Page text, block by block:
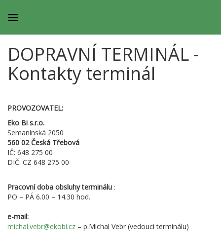
DOPRAVNÍ TERMINÁL -
Kontakty terminál
PROVOZOVATEL:
Eko Bi s.r.o.
Semanínská 2050
560 02 Česká Třebová
IČ: 648 275 00
DIČ: CZ 648 275 00
Pracovní doba obsluhy terminálu :
PO – PÁ 6.00 – 14.30 hod.
e-mail:
michal.vebr@ekobi.cz – p.Michal Vebr (vedoucí terminálu)